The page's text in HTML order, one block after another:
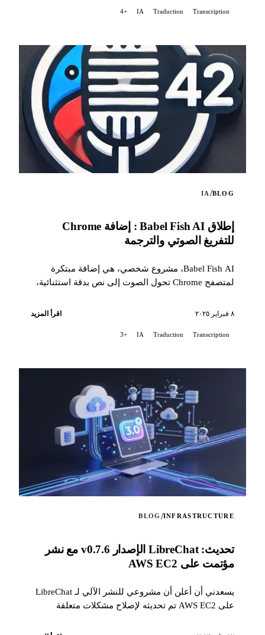
Transcription
Traduction
IA
+4
BLOG
/
IA
إطلاق Babel Fish AI : إضافة Chrome
للتفريغ الصوتي والترجمة
Babel Fish AI، مشروع شخصي، هي إضافة مبتكرة
لمتصفح Chrome تحول الصوت إلى نص بدقة استثنائية،
٨ فبراير ٢٠٢٥ اقرأ المزيد
Transcription
Traduction
IA
+3
INFRASTRUCTURE
/
BLOG
تحديث: LibreChat الإصدار v0.7.6 مع نشر
مؤتمت على AWS EC2
يسعدني أن أعلن أن مشروعي للنشر الآلي لـ LibreChat
على AWS EC2 تم تحديثه لإصلاح مشكلات متعلقة